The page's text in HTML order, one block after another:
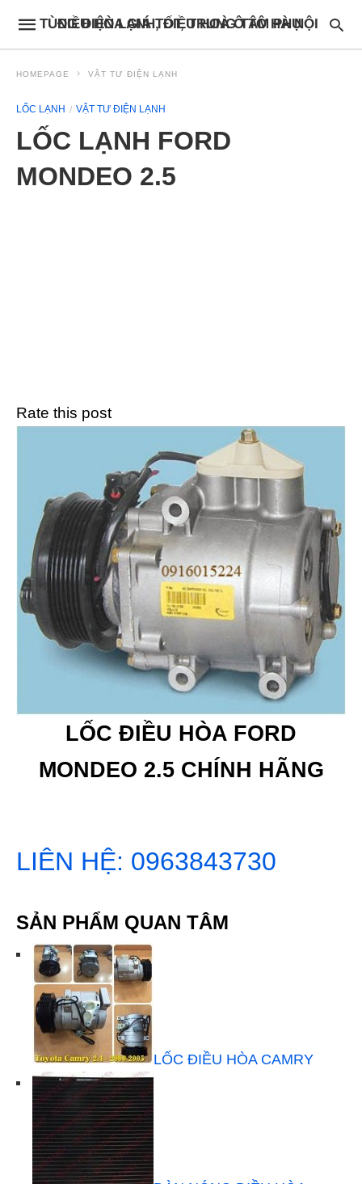
ĐIỀU HÒA GIÁ TỐT, TRUNG TÂM PHỤ TÙNG ĐIỆN LẠNH, ĐIỀU HOÀ Ô TÔ HÀ NỘI
HOMEPAGE VẬT TƯ ĐIỆN LẠNH
LỐC LẠNH VẬT TƯ ĐIỆN LẠNH
LỐC LẠNH FORD
MONDEO 2.5
Rate this post
LỐC ĐIỀU HÒA FORD
MONDEO 2.5 CHÍNH HÃNG
LIÊN HỆ: 0963843730
SẢN PHẨM QUAN TÂM
LỐC ĐIỀU HÒA CAMRY